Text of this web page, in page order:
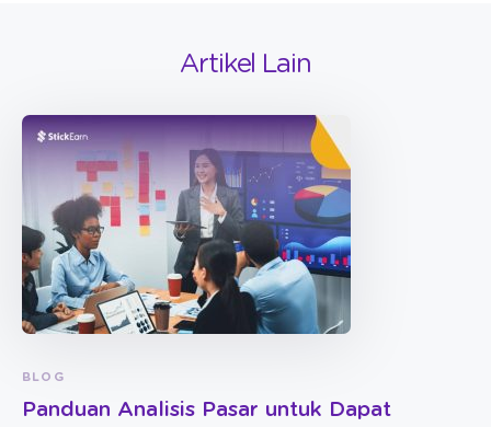
Artikel Lain
BLOG
Panduan Analisis Pasar untuk Dapat